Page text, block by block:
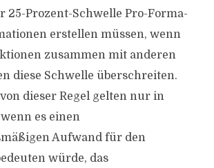
25-Prozent-Schwelle Pro-Forma-
erstellen müssen, wenn
zusammen mit anderen
diese Schwelle überschreiten.
dieser Regel gelten nur in
es einen
Aufwand für den
würde, das